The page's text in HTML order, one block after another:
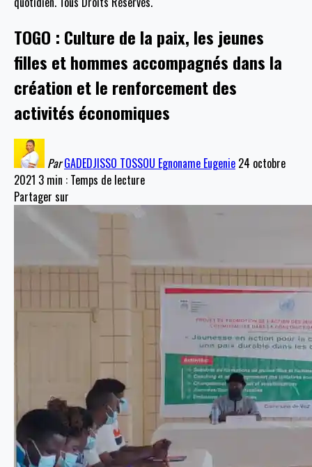
TOGO : Culture de la paix, les jeunes
filles et hommes accompagnés dans la
création et le renforcement des
activités économiques
Par GADEDJISSO TOSSOU Egnoname Eugenie 24 octobre
2021 3 min : Temps de lecture
Partager sur